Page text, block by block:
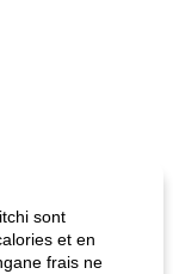
sont
et en
frais ne